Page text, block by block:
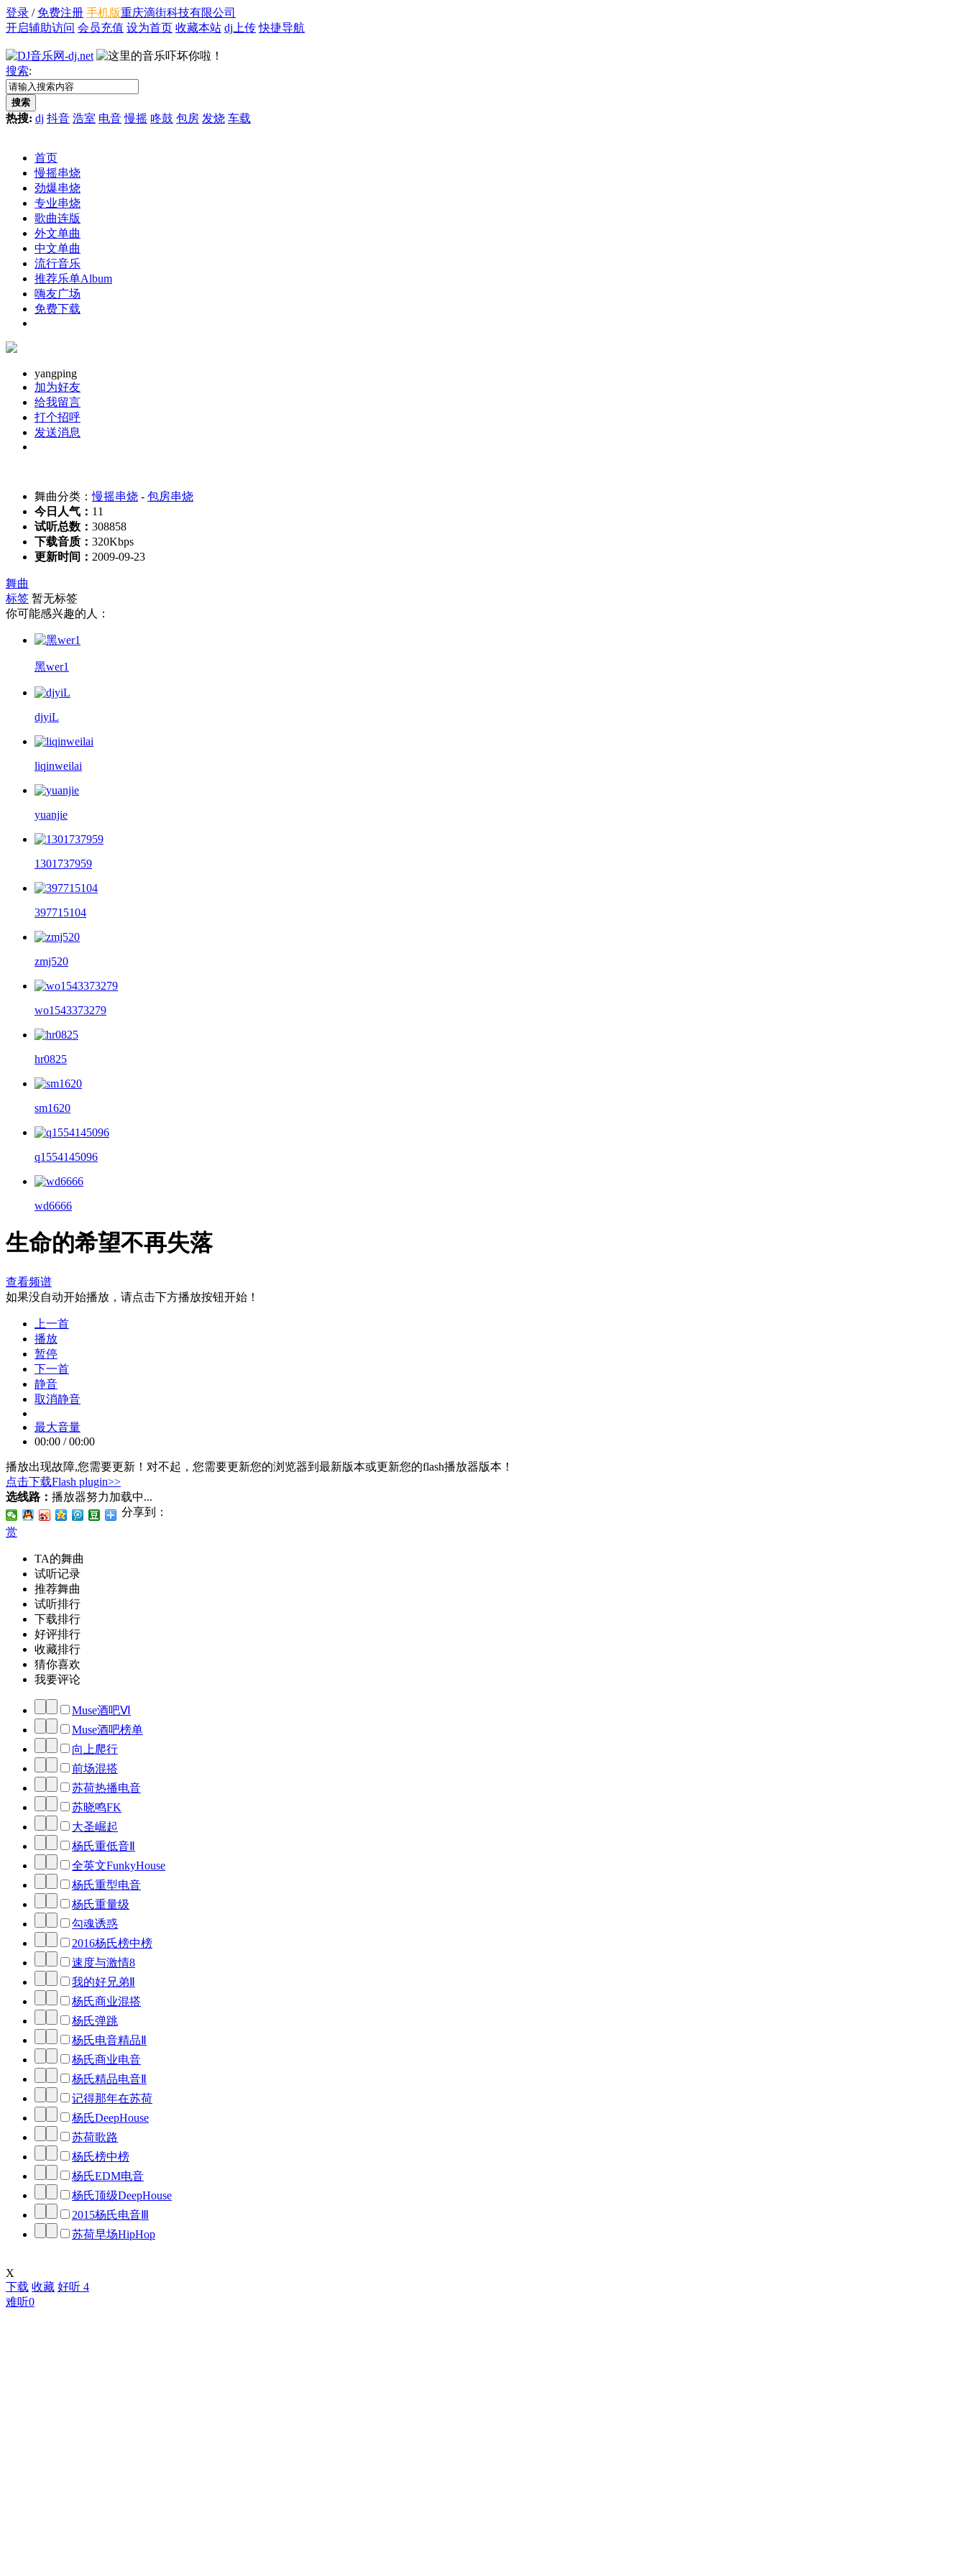
登录 / 免费注册 手机版重庆滴街科技有限公司
开启辅助访问 会员充值 设为首页 收藏本站 dj上传 快捷导航
搜索:
搜索
热搜: dj 抖音 浩室 电音 慢摇 咚鼓 包房 发烧 车载
首页
慢摇串烧
劲爆串烧
专业串烧
歌曲连版
外文单曲
中文单曲
流行音乐
推荐乐单Album
嗨友广场
免费下载
yangping
加为好友
给我留言
打个招呼
发送消息
舞曲分类：慢摇串烧 - 包房串烧
今日人气： 11
试听总数： 308858
下载音质： 320Kbps
更新时间： 2009-09-23
舞曲
标签 暂无标签
你可能感兴趣的人：
黑wer1
djyiL
liqinweilai
yuanjie
1301737959
397715104
zmj520
wo1543373279
hr0825
sm1620
q1554145096
wd6666
生命的希望不再失落
查看频谱
如果没自动开始播放，请点击下方播放按钮开始！
上一首
播放
暂停
下一首
静音
取消静音
最大音量
00:00 / 00:00
播放出现故障,您需要更新！ 对不起，您需要更新您的浏览器到最新版本或更新您的flash播放器版本！
点击下载Flash plugin>>
选线路： 播放器努力加载中...
分享到：
赏
TA的舞曲
试听记录
推荐舞曲
试听排行
下载排行
好评排行
收藏排行
猜你喜欢
我要评论
Muse酒吧Ⅵ
Muse酒吧榜单
向上爬行
前场混搭
苏荷热播电音
苏晓鸣FK
大圣崛起
杨氏重低音Ⅱ
全英文FunkyHouse
杨氏重型电音
杨氏重量级
勾魂诱惑
2016杨氏榜中榜
速度与激情8
我的好兄弟Ⅱ
杨氏商业混搭
杨氏弹跳
杨氏电音精品Ⅱ
杨氏商业电音
杨氏精品电音Ⅱ
记得那年在苏荷
杨氏DeepHouse
苏荷歌路
杨氏榜中榜
杨氏EDM电音
杨氏顶级DeepHouse
2015杨氏电音Ⅲ
苏荷早场HipHop
X
下载 收藏 好听 4
难听0